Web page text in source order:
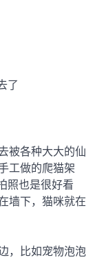
了
被各种大大的仙
工做的爬猫架
照也是很好看
墙下，猫咪就在
，比如宠物泡泡